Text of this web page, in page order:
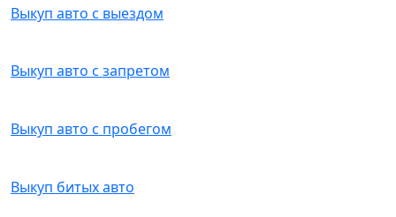
Выкуп авто с выездом
Выкуп авто с запретом
Выкуп авто с пробегом
Выкуп битых авто